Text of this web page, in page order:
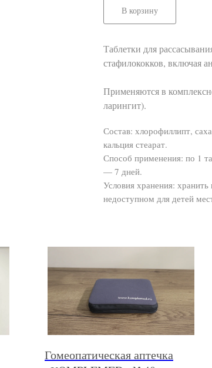
В корзину
Таблетки для
стафилококков, включая
Применяются в
ларингит).
Состав: хлорофиллипт,
кальция стеарат.
Способ применения: по 1
— 7 дней.
Условия хранения:
недоступном для детей
Гомеопатическая аптечка